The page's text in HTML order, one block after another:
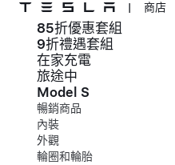
跳到主要內容
| 商店
85折優惠套組
9折禮遇套組
在家充電
旅途中
Model S
暢銷商品
內裝
外觀
輪圈和輪胎